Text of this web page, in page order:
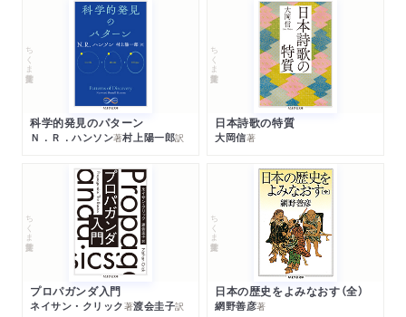
ちくま学芸文庫
科学的発見のパターン
Ｎ．Ｒ．ハンソン著村上陽一郎訳
ちくま学芸文庫
日本詩歌の特質
大岡信著
ちくま学芸文庫
プロパガンダ入門
ネイサン・クリック著渡会圭子訳
ちくま学芸文庫
日本の歴史をよみなおす（全）
網野善彦著